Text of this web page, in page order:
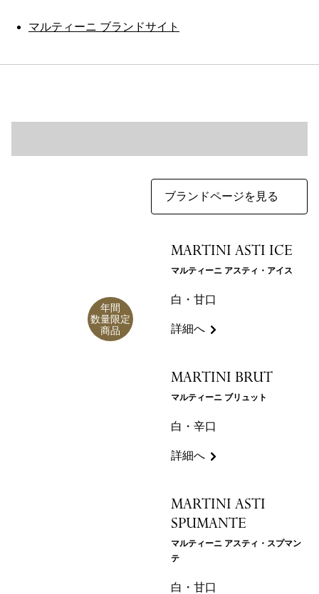
マルティーニ ブランドサイト
ブランドページを見る
年間
数量限定
商品
MARTINI ASTI ICE
マルティーニ アスティ・アイス
白・甘口
詳細へ
MARTINI BRUT
マルティーニ ブリュット
白・辛口
詳細へ
MARTINI ASTI
SPUMANTE
マルティーニ アスティ・スプマン
テ
白・甘口